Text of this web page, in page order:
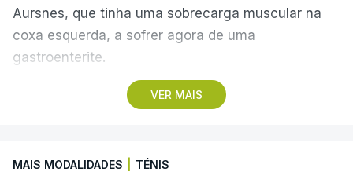
VER MAIS
Aursnes, que tinha uma sobrecarga muscular na
coxa esquerda, a sofrer agora de uma
gastroenterite.
Já Ivanovic está a contas com uma contusão no
quinta-feira, a partir das 20:00, no Estádio da Luz,
MAIS MODALIDADES TÉNIS